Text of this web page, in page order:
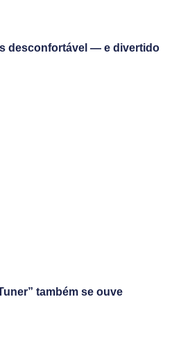
desconfortável — e divertido
também se ouve